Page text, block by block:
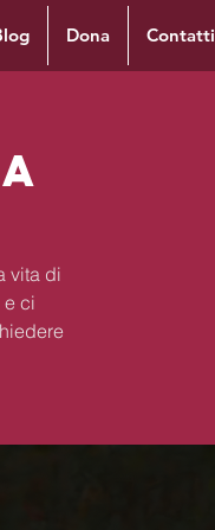
Dona Contatti
vita di
e ci